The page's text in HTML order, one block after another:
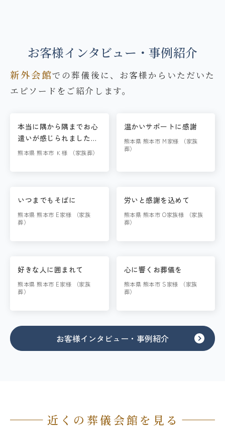
お客様インタビュー・事例紹介
新外会館での葬儀後に、お客様からいただいた
エピソードをご紹介します。
本当に隅から隅までお心
遣いが感じられました
し、良い形で見送る事が
熊本県 熊本市 Ｋ様 （家族葬）
温かいサポートに感謝
熊本県 熊本市 M家様 （家族
葬）
いつまでもそばに
熊本県 熊本市 E家様 （家族
葬）
労いと感謝を込めて
熊本県 熊本市 O家族様 （家族
葬）
好きな人に囲まれて
熊本県 熊本市 E家様 （家族
葬）
心に響くお葬儀を
熊本県 熊本市 S家様 （家族
葬）
お客様インタビュー・事例紹介
近くの葬儀会館を見る